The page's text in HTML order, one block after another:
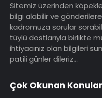
Sitemiz üzerinden
bilgi alabilir ve
kadromuza sorular
tüylü dostlarıyla birlikte
ihtiyacınız olan bilgileri
patili günler dileriz…
Çok Okunan Konular